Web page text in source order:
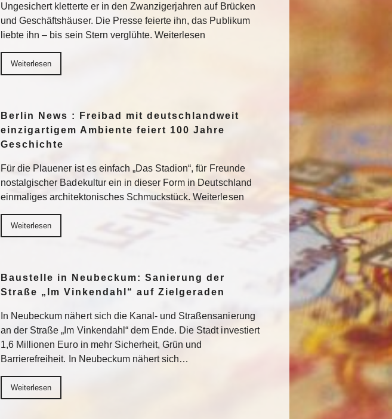
Ungesichert kletterte er in den Zwanzigerjahren auf Brücken
und Geschäftshäuser. Die Presse feierte ihn, das Publikum
liebte ihn – bis sein Stern verglühte. Weiterlesen
Weiterlesen
Berlin News : Freibad mit deutschlandweit
einzigartigem Ambiente feiert 100 Jahre
Geschichte
Für die Plauener ist es einfach „Das Stadion“, für Freunde
nostalgischer Badekultur ein in dieser Form in Deutschland
einmaliges architektonisches Schmuckstück. Weiterlesen
Weiterlesen
Baustelle in Neubeckum: Sanierung der
Straße „Im Vinkendahl“ auf Zielgeraden
In Neubeckum nähert sich die Kanal- und Straßensanierung
an der Straße „Im Vinkendahl“ dem Ende. Die Stadt investiert
1,6 Millionen Euro in mehr Sicherheit, Grün und
Barrierefreiheit. In Neubeckum nähert sich…
Weiterlesen